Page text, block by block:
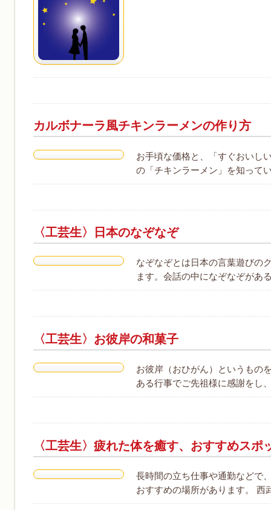
カルボナーラ風チキンラーメンの作り方
お手頃な価格と、「すぐおいし
の「チキンラーメン」を知っ
〈工芸生〉日本のなぞなぞ
なぞなぞとは日本の言葉遊びの
ます。会話の中になぞなぞがあ
〈工芸生〉お彼岸の和菓子
お彼岸（おひがん）というもの
ある行事でご先祖様に感謝をし
〈工芸生〉疲れた体を癒す、おすすめスポ
長時間の立ち仕事や通勤などで
おすすめの場所があります。